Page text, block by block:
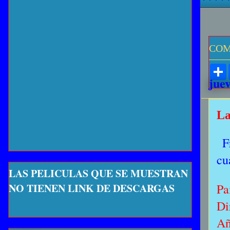
r
LAS PELICULAS QUE SE MUESTRAN
NO TIENEN LINK DE DESCARGAS